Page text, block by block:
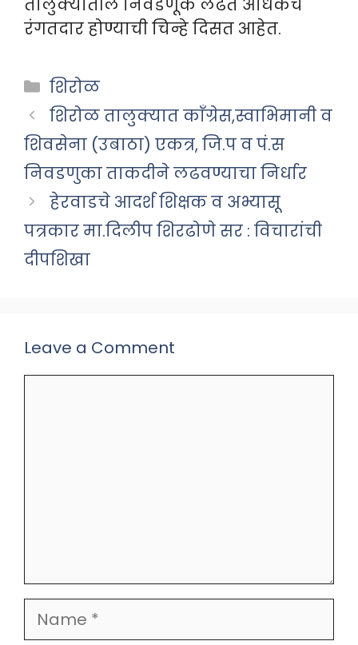
तालुक्यातील निवडणूक लढत अधिकच
रंगतदार होण्याची चिन्हे दिसत आहेत.
Categories
शिरोळ
शिरोळ तालुक्यात काँग्रेस,स्वाभिमानी व
शिवसेना (उबाठा) एकत्र, जि.प व पं.स
निवडणुका ताकदीने लढवण्याचा निर्धार
हेरवाडचे आदर्श शिक्षक व अभ्यासू
पत्रकार मा.दिलीप शिरढोणे सर : विचारांची
दीपशिखा
Leave a Comment
Name